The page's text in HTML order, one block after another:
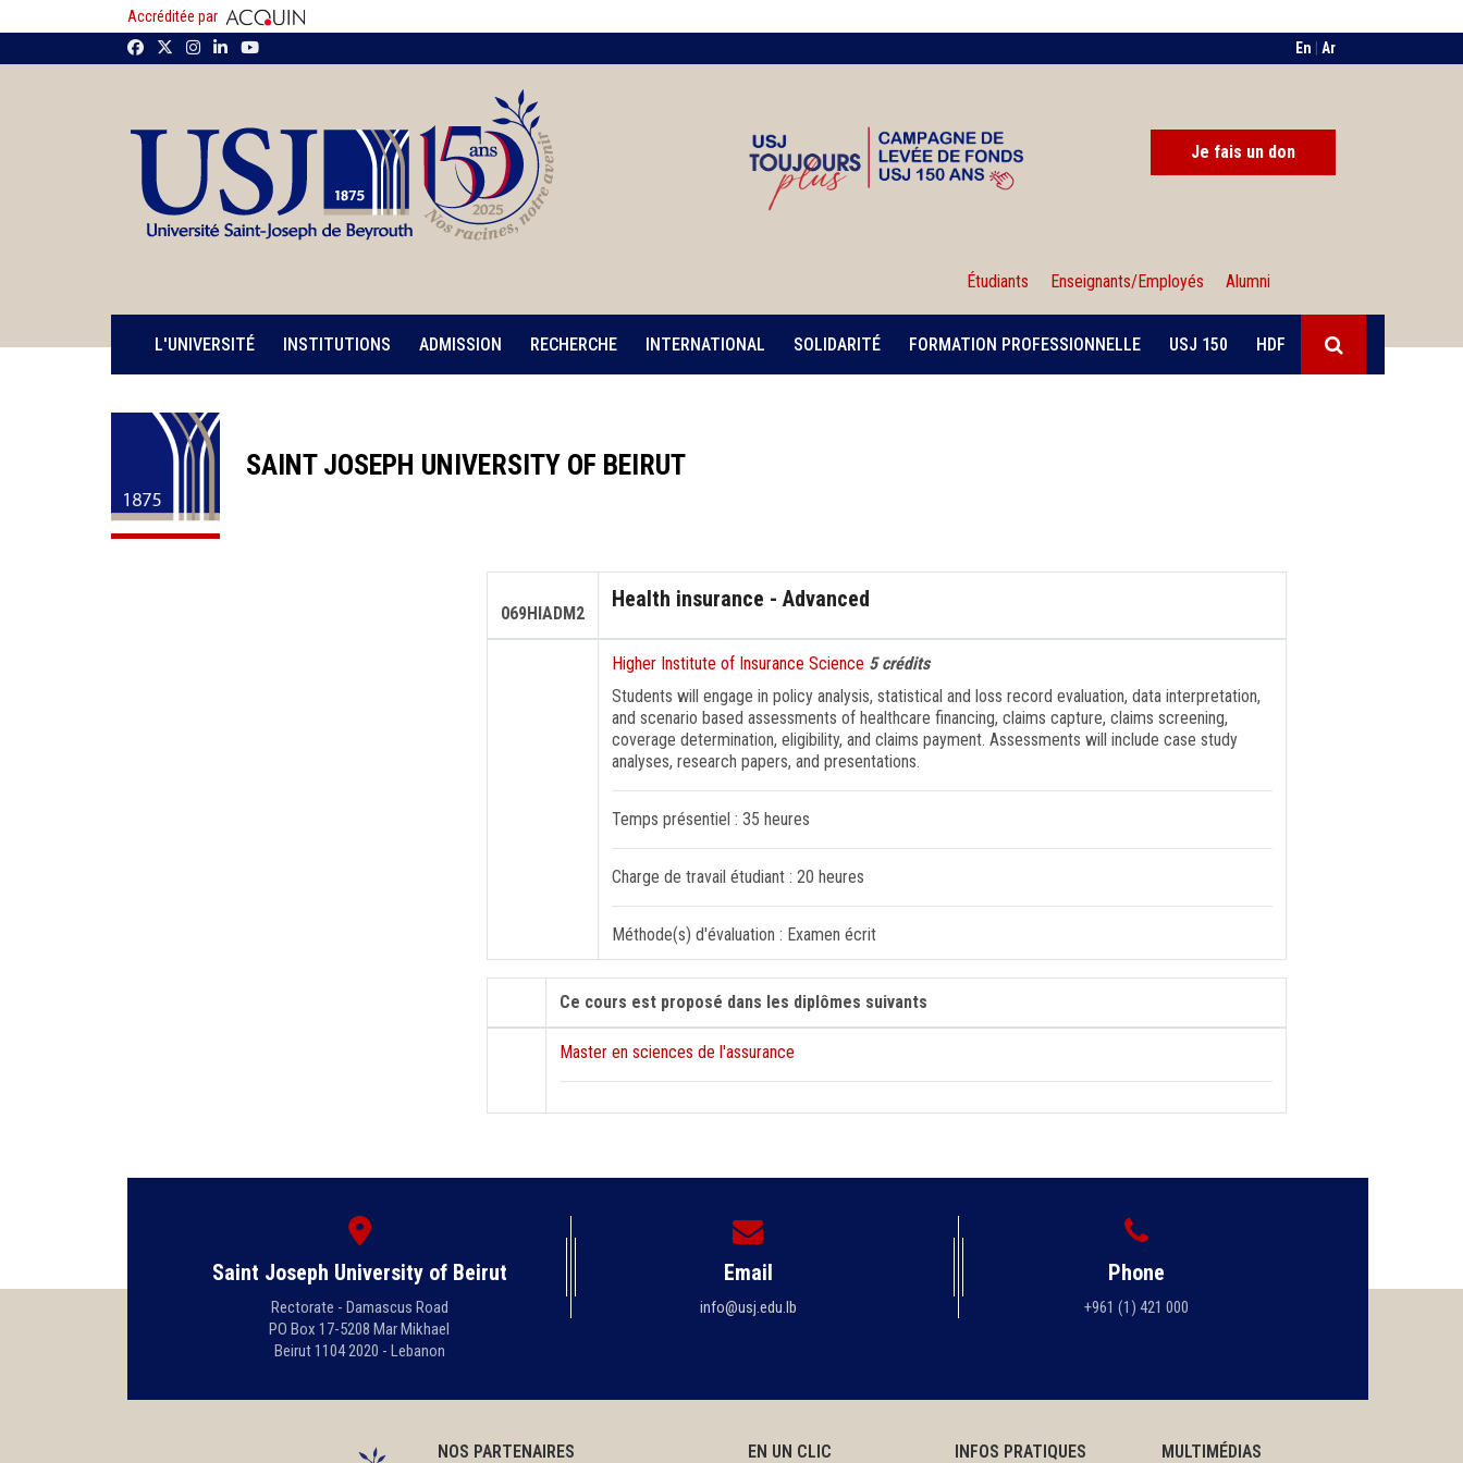
Accréditée par
En
Ar
Je fais un don
Étudiants Enseignants/Employés Alumni
L'UNIVERSITÉ INSTITUTIONS ADMISSION RECHERCHE INTERNATIONAL SOLIDARITÉ FORMATION PROFESSIONNELLE USJ 150 HDF
SAINT JOSEPH UNIVERSITY OF BEIRUT
069HIADM2
Health insurance - Advanced
Higher Institute of Insurance Science 5 crédits
Students will engage in policy analysis, statistical and loss record evaluation, data interpretation,
and scenario based assessments of healthcare financing, claims capture, claims screening,
coverage determination, eligibility, and claims payment. Assessments will include case study
analyses, research papers, and presentations.
Temps présentiel : 35 heures
Charge de travail étudiant : 20 heures
Méthode(s) d'évaluation : Examen écrit
Ce cours est proposé dans les diplômes suivants
Master en sciences de l'assurance
Saint Joseph University of Beirut
Rectorate - Damascus Road
PO Box 17-5208 Mar Mikhael
Beirut 1104 2020 - Lebanon
Email
info@usj.edu.lb
Phone
+961 (1) 421 000
NOS PARTENAIRES EN UN CLIC INFOS PRATIQUES MULTIMÉDIAS